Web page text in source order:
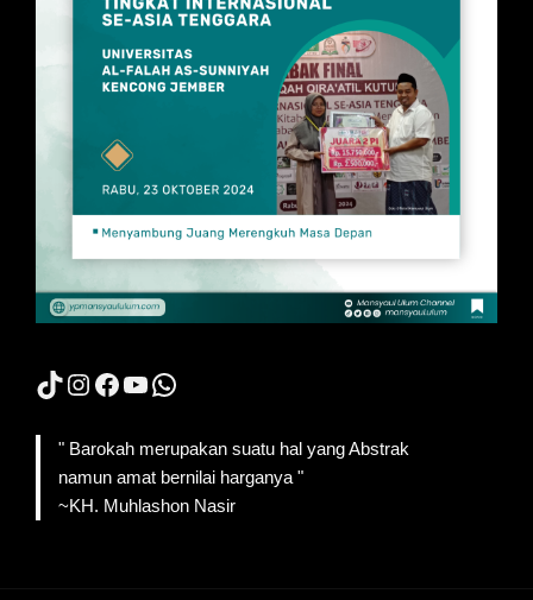
TikTok
Instagram
Facebook
YouTube
WhatsApp
" Barokah merupakan suatu hal yang Abstrak
namun amat bernilai harganya "
~KH. Muhlashon Nasir